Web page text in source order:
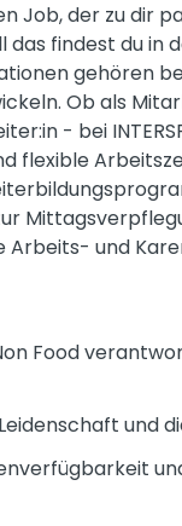
Job, der zu dir
findest du in
gehören
Ob als
- bei
flexible
zur
Arbeits- und
Food
und